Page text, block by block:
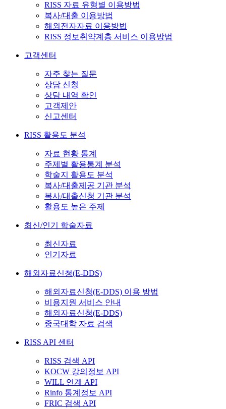
RISS 자료 유형별 이용방법
복사/대출 이용방법
해외전자자료 이용방법
RISS 정보취약계층 서비스 이용방법
고객센터
자주 찾는 질문
상담 신청
상담 내역 확인
고객제안
신고센터
RISS 활용도 분석
자료 현황 통계
주제별 활용통계 분석
학술지 활용도 분석
복사/대출제공 기관 분석
복사/대출신청 기관 분석
활용도 높은 주제
최신/인기 학술자료
최신자료
인기자료
해외자료신청(E-DDS)
해외자료신청(E-DDS) 이용 방법
비용지원 서비스 안내
해외자료신청(E-DDS)
중국대학 자료 검색
RISS API 센터
RISS 검색 API
KOCW 강의정보 API
WILL 연계 API
Rinfo 통계정보 API
FRIC 검색 API